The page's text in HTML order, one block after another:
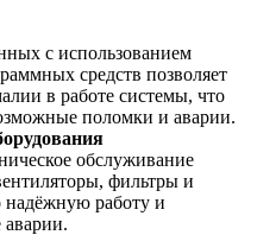
с использованием
средств позволяет
в работе системы, что
поломки и аварии.
обслуживание
фильтры и
надёжную работу и